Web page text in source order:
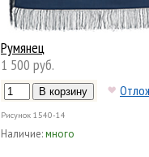
Румянец
1 500 руб.
Рисунок 1540-14
Наличие:много